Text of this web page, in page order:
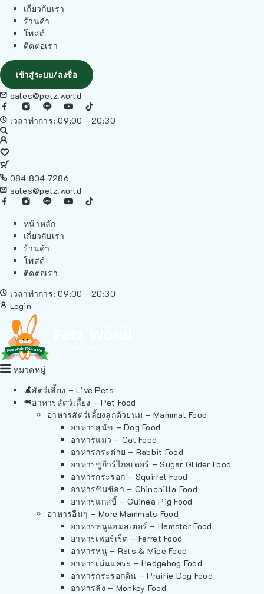
เกี่ยวกับเรา
ร้านค้า
โพสต์
ติดต่อเรา
เข้าสู่ระบบ/ลงชื่อ
sales@petz.world
เวลาทำการ: 09:00 - 20:30
084 804 7286
sales@petz.world
หน้าหลัก
เกี่ยวกับเรา
ร้านค้า
โพสต์
ติดต่อเรา
เวลาทำการ: 09:00 - 20:30
Login
หมวดหมู่
สัตว์เลี้ยง – Live Pets
อาหารสัตว์เลี้ยง – Pet Food
อาหารสัตว์เลี้ยงลูกด้วยนม – Mammal Food
อาหารสุนัข – Dog Food
อาหารแมว – Cat Food
อาหารกระต่าย – Rabbit Food
อาหารชูก้าร์ไกลเดอร์ – Sugar Glider Food
อาหารกระรอก – Squirrel Food
อาหารชินชิล่า – Chinchilla Food
อาหารแกสบี้ – Guinea Pig Food
อาหารอื่นๆ – More Mammals Food
อาหารหนูแฮมสเตอร์ – Hamster Food
อาหารเฟอร์เร็ต – Ferret Food
อาหารหนู – Rats & Mice Food
อาหารเม่นแคระ – Hedgehog Food
อาหารกระรอกดิน – Prairie Dog Food
อาหารลิง – Monkey Food